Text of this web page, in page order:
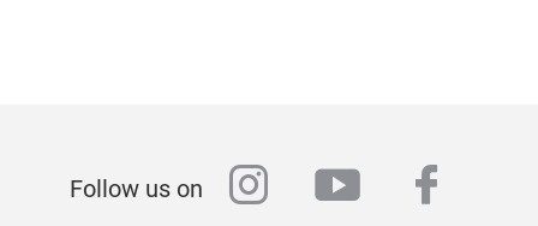
Follow us on instagram
youtube